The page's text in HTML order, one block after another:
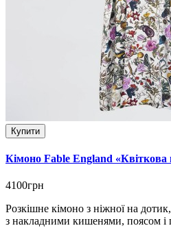
Купити
Кімоно Fable England «Квіткова
4100грн
Розкішне кімоно з ніжної на дотик,
з накладними кишенями, поясом і